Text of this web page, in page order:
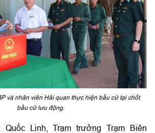
và nhân viên Hải quan thực hiện bầu cử tại chốt
bầu cử lưu động.
Quốc Linh, Trạm trưởng Trạm Biên